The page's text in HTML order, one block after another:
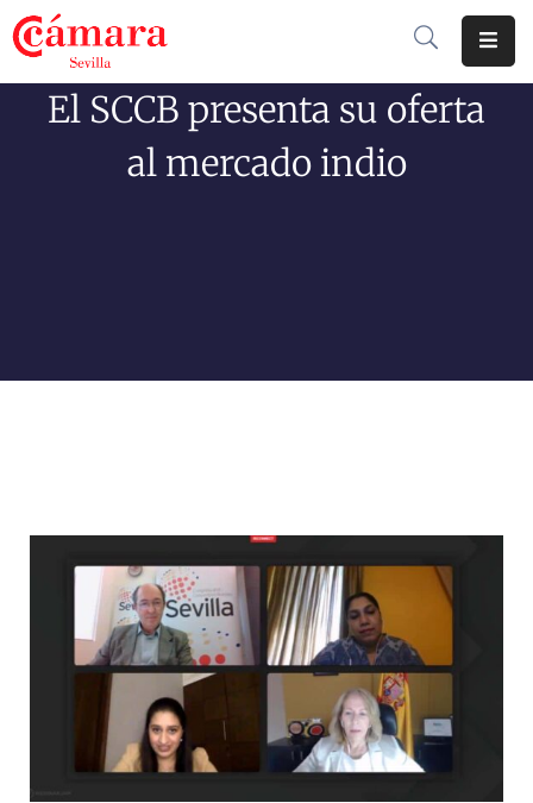
Cámara
Programas
El SCCB presenta su oferta
al mercado indio